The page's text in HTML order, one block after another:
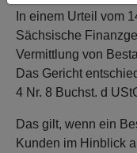
In einem Urteil vom
Sächsische
Vermittlung von
Das Gericht
4 Nr. 8 Buchst. d
Das gilt, wenn ein
Kunden im Hinblick